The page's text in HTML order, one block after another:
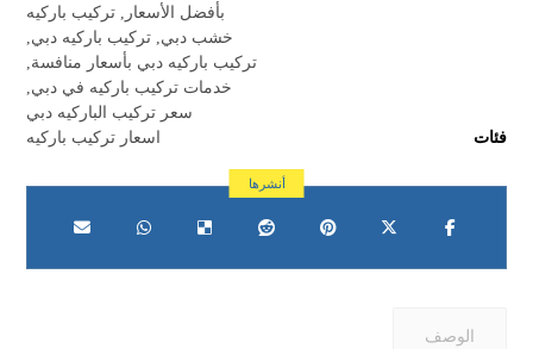
بأفضل الأسعار
تركيب باركيه
خشب دبي تركيب باركيه دبي
تركيب باركيه دبي بأسعار منافسة
خدمات تركيب باركيه في دبي
سعر تركيب الباركيه دبي
فئات
اسعار تركيب باركيه
الوصف